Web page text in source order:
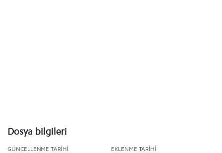
Dosya bilgileri
GÜNCELLENME TARIHI EKLENME TARIHI